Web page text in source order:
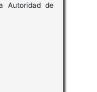
Autoridad de